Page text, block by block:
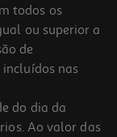
Pullman
todos os
ou superior a
de
nas
do dia da
Ao valor das